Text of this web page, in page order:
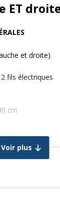
ET
et droite)
fils électriques
cm
Voir plus